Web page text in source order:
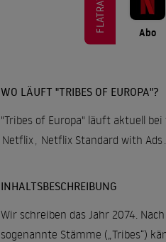
FLATRATE Abo
WO LÄUFT "TRIBES OF EUROPA"?
"Tribes of Europa" läuft aktuell
Netflix
Netflix Standard with Ads
INHALTSBESCHREIBUNG
Wir schreiben das Jahr 2074.
sogenannte Stämme („Tribes“)